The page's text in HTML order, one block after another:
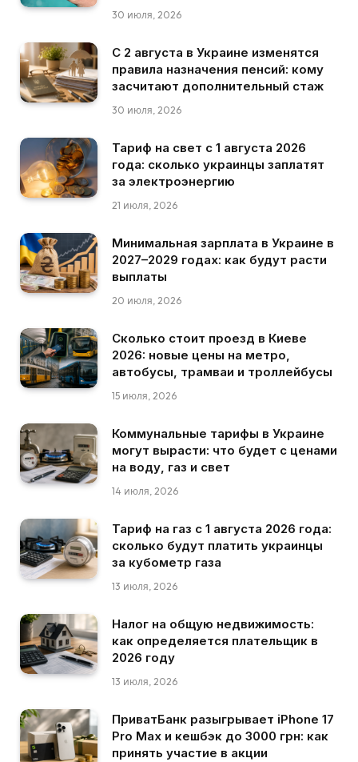
30 июля, 2026
С 2 августа в Украине изменятся
правила назначения пенсий: кому
засчитают дополнительный стаж
30 июля, 2026
Тариф на свет с 1 августа 2026
года: сколько украинцы заплатят
за электроэнергию
21 июля, 2026
Минимальная зарплата в Украине в
2027–2029 годах: как будут расти
выплаты
20 июля, 2026
Сколько стоит проезд в Киеве
2026: новые цены на метро,
автобусы, трамваи и троллейбусы
15 июля, 2026
Коммунальные тарифы в Украине
могут вырасти: что будет с ценами
на воду, газ и свет
14 июля, 2026
Тариф на газ с 1 августа 2026 года:
сколько будут платить украинцы
за кубометр газа
13 июля, 2026
Налог на общую недвижимость:
как определяется плательщик в
2026 году
13 июля, 2026
ПриватБанк разыгрывает iPhone 17
Pro Max и кешбэк до 3000 грн: как
принять участие в акции